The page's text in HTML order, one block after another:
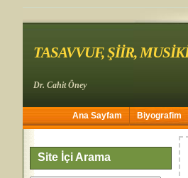
TASAVVUF, ŞİİR,
Dr. Cahit Öney
Ana Sayfam Biyografim
Site İçi Arama